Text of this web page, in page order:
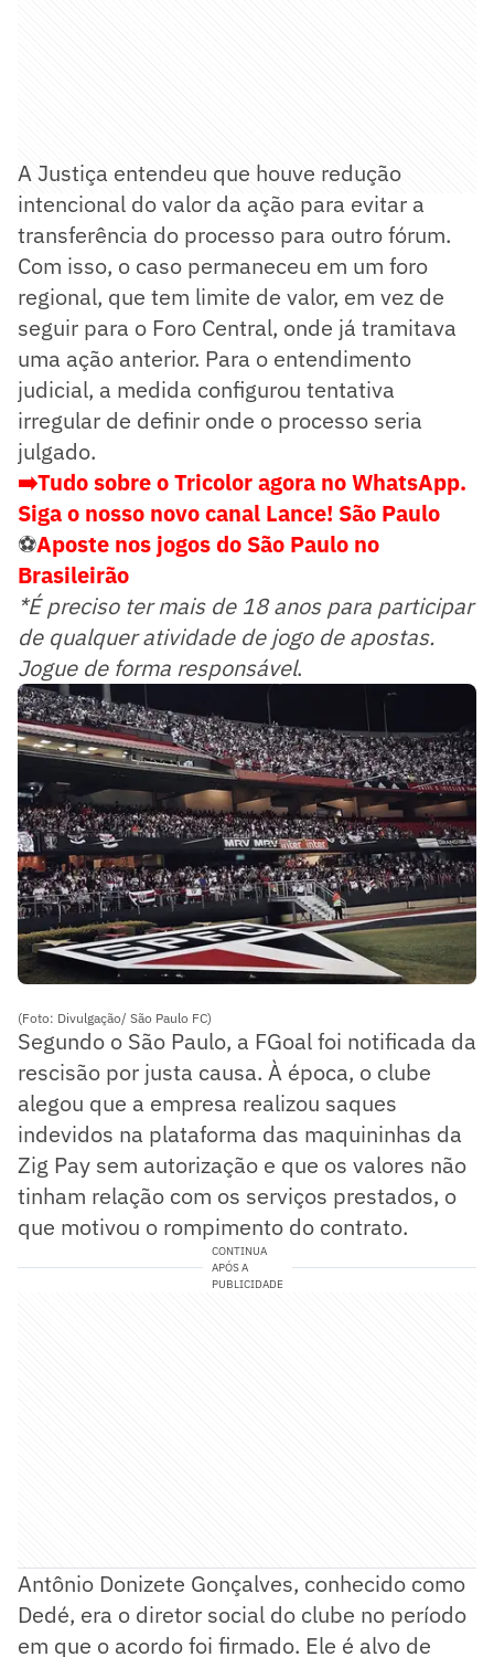
A Justiça entendeu que houve redução
intencional do valor da ação para evitar a
transferência do processo para outro fórum.
Com isso, o caso permaneceu em um foro
regional, que tem limite de valor, em vez de
seguir para o Foro Central, onde já tramitava
uma ação anterior. Para o entendimento
judicial, a medida configurou tentativa
irregular de definir onde o processo seria
julgado.
➡️Tudo sobre o Tricolor agora no WhatsApp.
Siga o nosso novo canal Lance! São Paulo
⚽Aposte nos jogos do São Paulo no
Brasileirão
*É preciso ter mais de 18 anos para participar
de qualquer atividade de jogo de apostas.
Jogue de forma responsável.
(Foto: Divulgação/ São Paulo FC)
Segundo o São Paulo, a FGoal foi notificada da
rescisão por justa causa. À época, o clube
alegou que a empresa realizou saques
indevidos na plataforma das maquininhas da
Zig Pay sem autorização e que os valores não
tinham relação com os serviços prestados, o
que motivou o rompimento do contrato.
CONTINUA
APÓS A
PUBLICIDADE
Antônio Donizete Gonçalves, conhecido como
Dedé, era o diretor social do clube no período
em que o acordo foi firmado. Ele é alvo de